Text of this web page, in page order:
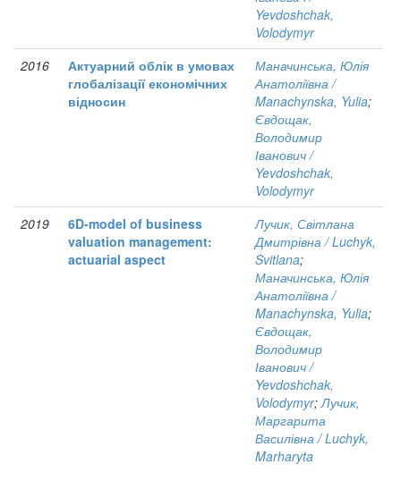
Yevdoshchak,
Volodymyr
2016
Актуарний облік в умовах
глобалізації економічних
відносин
Маначинська, Юлія
Анатоліївна /
Manachynska, Yulia;
Євдощак,
Володимир
Іванович /
Yevdoshchak,
Volodymyr
2019
6D-model of business
valuation management:
actuarial aspect
Лучик, Світлана
Дмитрівна / Luchyk,
Svitlana;
Маначинська, Юлія
Анатоліївна /
Manachynska, Yulia;
Євдощак,
Володимир
Іванович /
Yevdoshchak,
Volodymyr;Лучик,
Маргарита
Василівна / Luchyk,
Marharyta